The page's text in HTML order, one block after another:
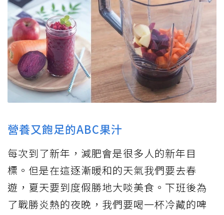
營養又飽足的ABC果汁
每次到了新年，減肥會是很多人的新年目
標。但是在這逐漸暖和的天氣我們要去春
遊，夏天要到度假勝地大啖美食。下班後為
了戰勝炎熱的夜晚，我們要喝一杯冷藏的啤